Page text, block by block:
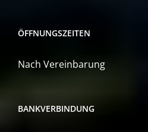
ÖFFNUNGSZEITEN
Nach Vereinbarung
BANKVERBINDUNG